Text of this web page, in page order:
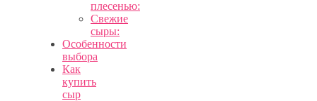
плесенью:
Свежие
сыры:
Особенности
выбора
Как
купить
сыр